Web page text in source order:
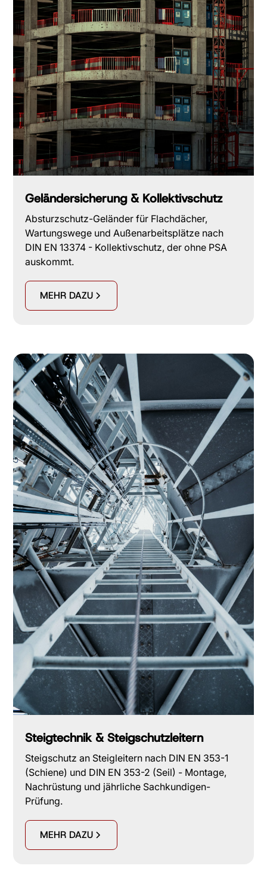
Geländersicherung & Kollektivschutz
Absturzschutz-Geländer für Flachdächer,
Wartungswege und Außenarbeitsplätze nach
DIN EN 13374 - Kollektivschutz, der ohne PSA
auskommt.
MEHR DAZU
Steigtechnik & Steigschutzleitern
Steigschutz an Steigleitern nach DIN EN 353-1
(Schiene) und DIN EN 353-2 (Seil) - Montage,
Nachrüstung und jährliche Sachkundigen-
Prüfung.
MEHR DAZU